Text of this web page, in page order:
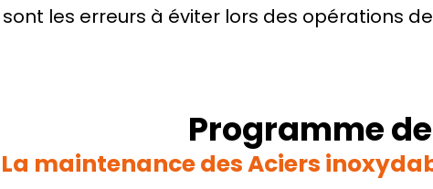
sont les erreurs à éviter lors des opérations
Programme
La maintenance des Aciers